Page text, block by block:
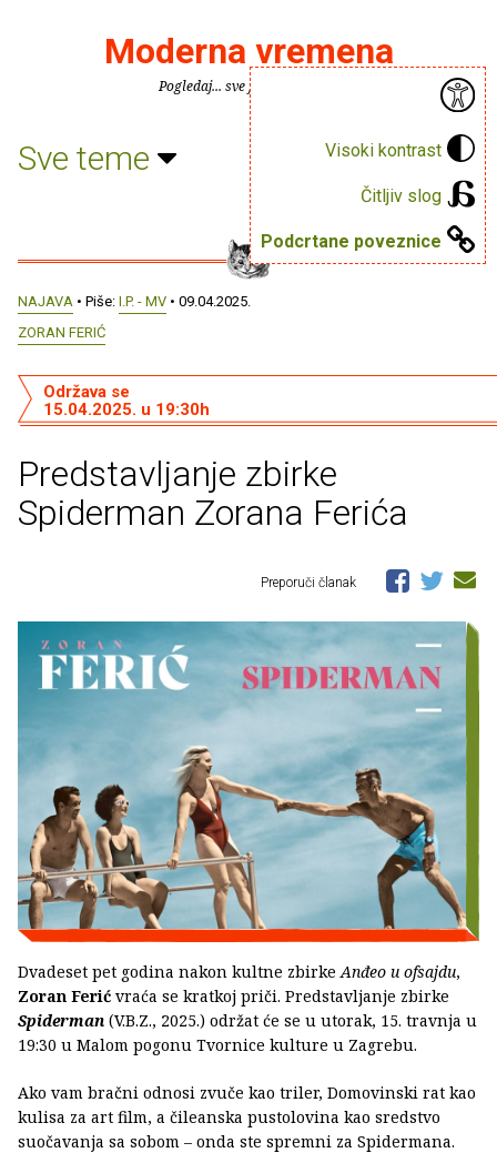
Visoki kontrast
Čitljiv slog
Podcrtane poveznice
Moderna vremena
Pogledaj... sve je puno knjiga.
Sve teme
NAJAVA • Piše: I.P. - MV • 09.04.2025.
ZORAN FERIĆ
Predstavljanje zbirke
Spiderman Zorana Ferića
Održava se
15.04.2025. u 19:30h
Preporuči članak
Dvadeset pet godina nakon kultne zbirke Anđeo u ofsajdu,
Zoran Ferić vraća se kratkoj priči. Predstavljanje zbirke
Spiderman (V.B.Z., 2025.) održat će se u utorak, 15. travnja u
19:30 u Malom pogonu Tvornice kulture u Zagrebu.
Ako vam bračni odnosi zvuče kao triler, Domovinski rat kao
kulisa za art film, a čileanska pustolovina kao sredstvo
suočavanja sa sobom – onda ste spremni za Spidermana.